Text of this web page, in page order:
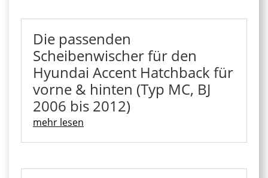
Die passenden
Scheibenwischer für den
Hyundai Accent Hatchback für
vorne & hinten (Typ MC, BJ
2006 bis 2012)
mehr lesen